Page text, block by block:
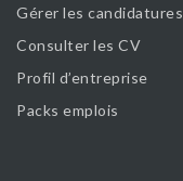
Gérer les candidatures
Consulter les CV
Profil d’entreprise
Packs emplois